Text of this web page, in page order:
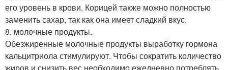
его уровень в крови. Корицей также можно полностью
заменить сахар, так как она имеет сладкий вкус.
8. молочные продукты.
Обезжиренные молочные продукты выработку гормона
кальцитриола стимулируют. Чтобы сократить количество
жиров и снизить вес необходимо ежедневно потреблять